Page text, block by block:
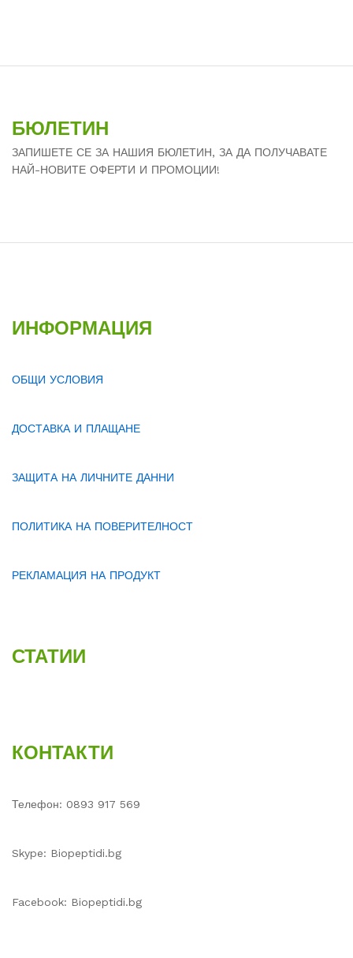
БЮЛЕТИН
ЗАПИШЕТЕ СЕ ЗА НАШИЯ БЮЛЕТИН, ЗА ДА ПОЛУЧАВАТЕ
НАЙ-НОВИТЕ ОФЕРТИ И ПРОМОЦИИ!
ИНФОРМАЦИЯ
ОБЩИ УСЛОВИЯ
ДОСТАВКА И ПЛАЩАНЕ
ЗАЩИТА НА ЛИЧНИТЕ ДАННИ
ПОЛИТИКА НА ПОВЕРИТЕЛНОСТ
РЕКЛАМАЦИЯ НА ПРОДУКТ
СТАТИИ
КОНТАКТИ
Телефон: 0893 917 569
Skype: Biopeptidi.bg
Facebook: Biopeptidi.bg